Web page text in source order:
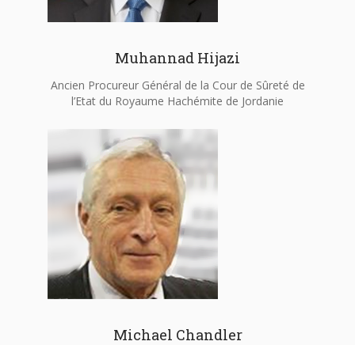
Muhannad Hijazi
Ancien Procureur Général de la Cour de Sûreté de
l’Etat du Royaume Hachémite de Jordanie
Michael Chandler